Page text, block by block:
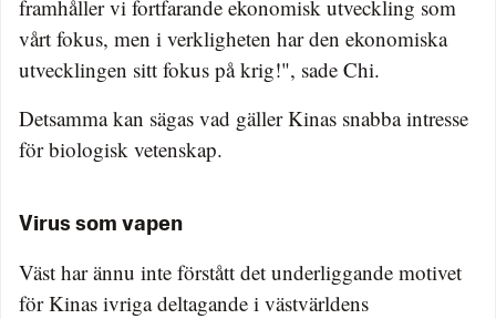
framhåller vi fortfarande ekonomisk utveckling som
vårt fokus, men i verkligheten har den ekonomiska
utvecklingen sitt fokus på krig!", sade Chi.
Detsamma kan sägas vad gäller Kinas snabba intresse
för biologisk vetenskap.
Virus som vapen
Väst har ännu inte förstått det underliggande motivet
för Kinas ivriga deltagande i västvärldens